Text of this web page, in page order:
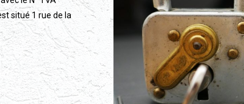
situé 1 rue de la